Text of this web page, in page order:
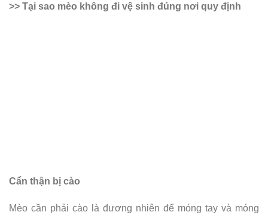
>> Tại sao mèo không đi vệ sinh đúng nơi quy định
Cẩn thận bị cào
Mèo cần phải cào là đương nhiên để móng tay và móng